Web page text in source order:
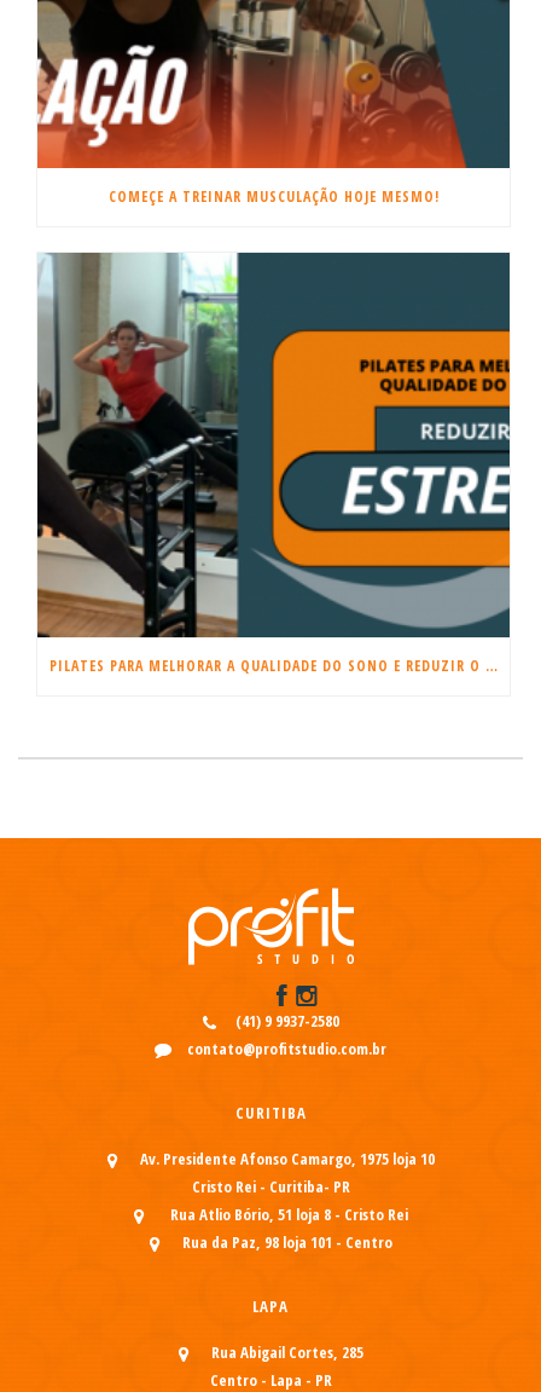
COMEÇE A TREINAR MUSCULAÇÃO HOJE MESMO!
PILATES PARA MELHORAR A QUALIDADE DO SONO E REDUZIR O ESTRESSE
(41) 9 9937-2580
contato@profitstudio.com.br
CURITIBA
Av. Presidente Afonso Camargo, 1975 loja 10
Cristo Rei - Curitiba- PR
Rua Atlio Bório, 51 loja 8 - Cristo Rei
Rua da Paz, 98 loja 101 - Centro
LAPA
Rua Abigail Cortes, 285
Centro - Lapa - PR